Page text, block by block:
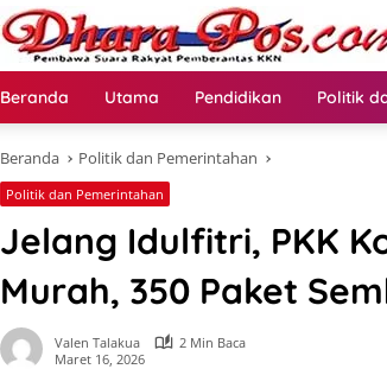
Beranda Utama Pendidikan Politik
Beranda Politik dan Pemerintahan
Politik dan Pemerintahan
Jelang Idulfitri, PKK
Murah, 350 Paket
Valen Talakua
2 Min Baca
Maret 16, 2026